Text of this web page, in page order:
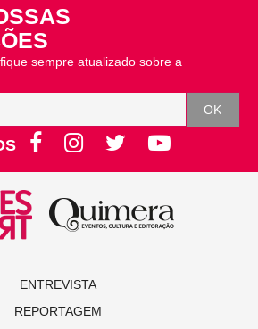
sempre atualizado sobre a
ENTREVISTA
REPORTAGEM